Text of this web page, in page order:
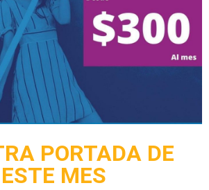
PORTADA DE
ESTE MES